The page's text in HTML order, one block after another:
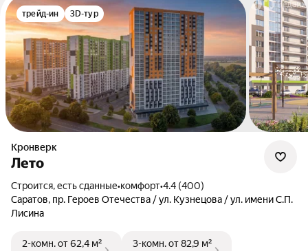
трейд-ин 3D-тур
Кронверк
Лето
Строится, есть сданные•комфорт•4.4 (400)
Саратов, пр. Героев Отечества / ул. Кузнецова / ул. имени С.П.
Лисина
2-комн.от 62,4 м²
3-комн.от 82,9 м²